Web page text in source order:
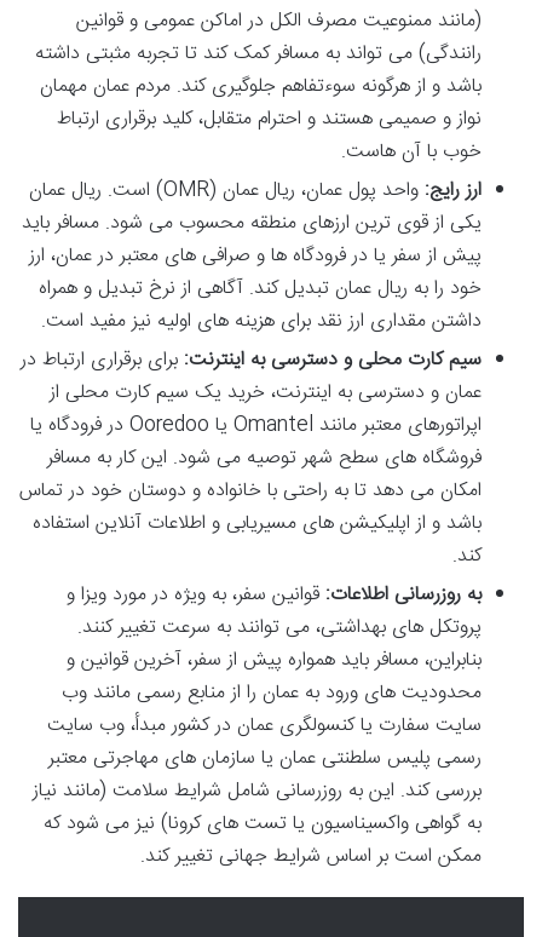
(مانند ممنوعیت مصرف الکل در اماکن عمومی و قوانین
رانندگی) می تواند به مسافر کمک کند تا تجربه مثبتی داشته
باشد و از هرگونه سوءتفاهم جلوگیری کند. مردم عمان مهمان
نواز و صمیمی هستند و احترام متقابل، کلید برقراری ارتباط
خوب با آن هاست.
ارز رایج:
واحد پول عمان، ریال عمان (OMR) است. ریال عمان
یکی از قوی ترین ارزهای منطقه محسوب می شود. مسافر باید
پیش از سفر یا در فرودگاه ها و صرافی های معتبر در عمان، ارز
خود را به ریال عمان تبدیل کند. آگاهی از نرخ تبدیل و همراه
داشتن مقداری ارز نقد برای هزینه های اولیه نیز مفید است.
سیم کارت محلی و دسترسی به اینترنت: برای برقراری ارتباط در
عمان و دسترسی به اینترنت، خرید یک سیم کارت محلی از
اپراتورهای معتبر مانند Omantel یا Ooredoo در فرودگاه یا
فروشگاه های سطح شهر توصیه می شود. این کار به مسافر
امکان می دهد تا به راحتی با خانواده و دوستان خود در تماس
باشد و از اپلیکیشن های مسیریابی و اطلاعات آنلاین استفاده
کند.
به روزرسانی اطلاعات: قوانین سفر، به ویژه در مورد ویزا و
پروتکل های بهداشتی، می توانند به سرعت تغییر کنند.
بنابراین، مسافر باید همواره پیش از سفر، آخرین قوانین و
محدودیت های ورود به عمان را از منابع رسمی مانند وب
سایت سفارت یا کنسولگری عمان در کشور مبدأ، وب سایت
رسمی پلیس سلطنتی عمان یا سازمان های مهاجرتی معتبر
بررسی کند. این به روزرسانی شامل شرایط سلامت (مانند نیاز
به گواهی واکسیناسیون یا تست های کرونا) نیز می شود که
ممکن است بر اساس شرایط جهانی تغییر کند.